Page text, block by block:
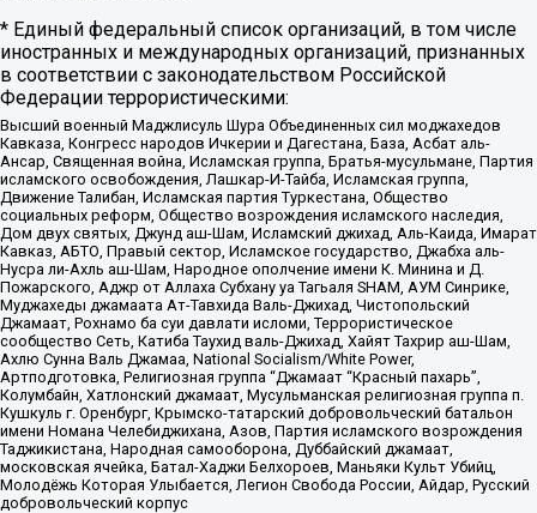
* Единый федеральный список организаций, в том числе
иностранных и международных организаций, признанных
в соответствии с законодательством Российской
Федерации террористическими:
Высший военный Маджлисуль Шура Объединенных сил моджахедов
Кавказа, Конгресс народов Ичкерии и Дагестана, База, Асбат аль-
Ансар, Священная война, Исламская группа, Братья-мусульмане, Партия
исламского освобождения, Лашкар-И-Тайба, Исламская группа,
Движение Талибан, Исламская партия Туркестана, Общество
социальных реформ, Общество возрождения исламского наследия,
Дом двух святых, Джунд аш-Шам, Исламский джихад, Аль-Каида, Имарат
Кавказ, АБТО, Правый сектор, Исламское государство, Джабха аль-
Нусра ли-Ахль аш-Шам, Народное ополчение имени К. Минина и Д.
Пожарского, Аджр от Аллаха Субхану уа Тагьаля SHAM, АУМ Синрике,
Муджахеды джамаата Ат-Тавхида Валь-Джихад, Чистопольский
Джамаат, Рохнамо ба суи давлати исломи, Террористическое
сообщество Сеть, Катиба Таухид валь-Джихад, Хайят Тахрир аш-Шам,
Ахлю Сунна Валь Джамаа, National Socialism/White Power,
Артподготовка, Религиозная группа “Джамаат “Красный пахарь”,
Колумбайн, Хатлонский джамаат, Мусульманская религиозная группа п.
Кушкуль г. Оренбург, Крымско-татарский добровольческий батальон
имени Номана Челебиджихана, Азов, Партия исламского возрождения
Таджикистана, Народная самооборона, Дуббайский джамаат,
московская ячейка, Батал-Хаджи Белхороев, Маньяки Культ Убийц,
Молодёжь Которая Улыбается, Легион Свобода России, Айдар, Русский
добровольческий корпус